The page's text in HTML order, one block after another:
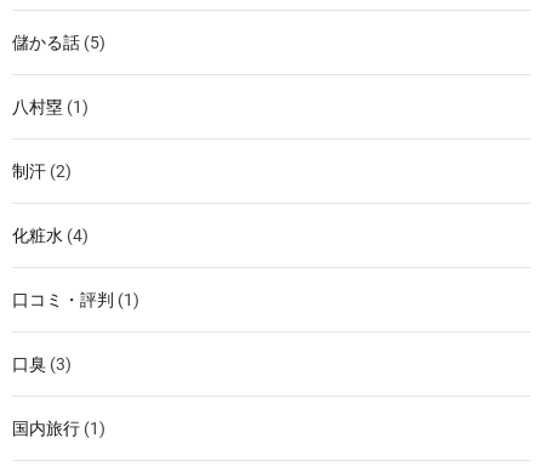
儲かる話 (5)
八村塁 (1)
制汗 (2)
化粧水 (4)
口コミ・評判 (1)
口臭 (3)
国内旅行 (1)